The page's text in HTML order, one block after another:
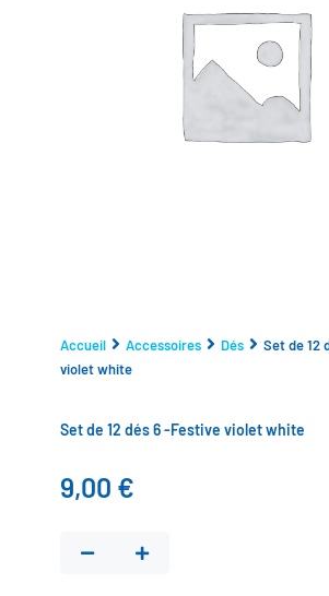
Accueil Accessoires Dés
Set de 12
violet white
Set de 12 dés 6 -Festive violet white
9,00 €